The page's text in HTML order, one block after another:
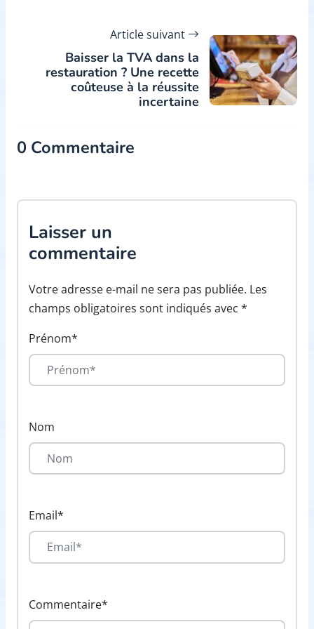
Article suivant
Baisser la TVA dans la
restauration ? Une recette
coûteuse à la réussite
incertaine
0 Commentaire
Laisser un
commentaire
Votre adresse e-mail ne sera pas publiée. Les
champs obligatoires sont indiqués avec *
Prénom*
Nom
Email*
Commentaire*